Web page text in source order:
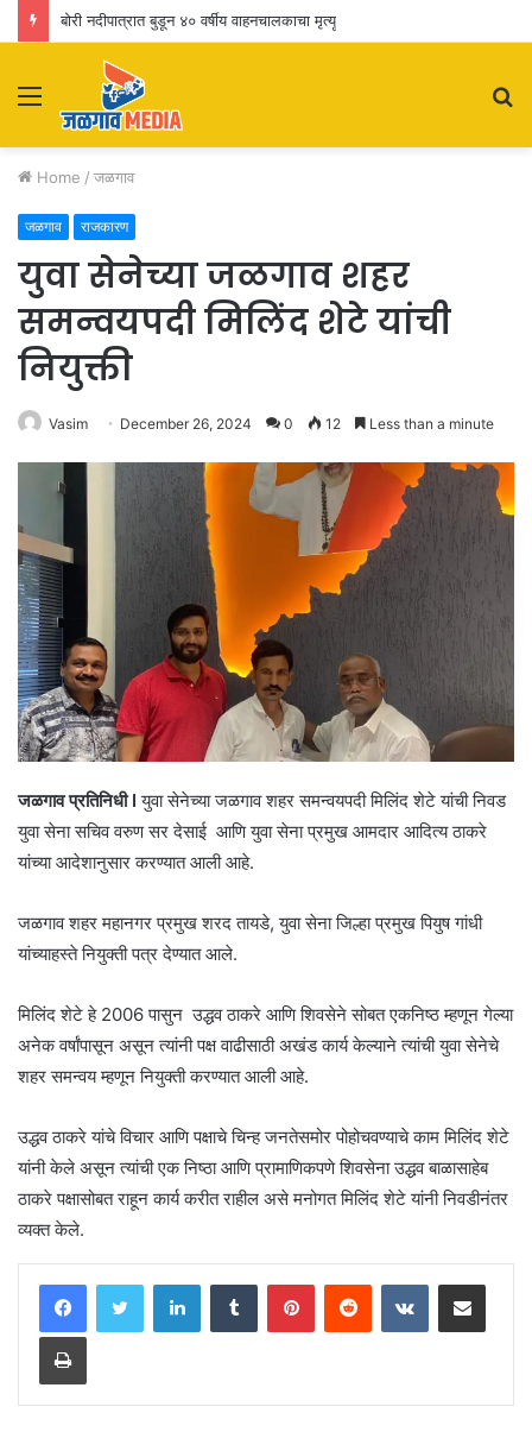
बोरी नदीपात्रात बुडून ४० वर्षीय वाहनचालकाचा मृत्यू
Menu
Home / जळगाव
जळगाव राजकारण
युवा सेनेच्या जळगाव शहर
समन्वयपदी मिलिंद शेटे यांची
नियुक्ती
Vasim December 26, 2024 0 12 Less than a minute
जळगाव प्रतिनिधी I युवा सेनेच्या जळगाव शहर समन्वयपदी मिलिंद शेटे यांची निवड
युवा सेना सचिव वरुण सर देसाई आणि युवा सेना प्रमुख आमदार आदित्य ठाकरे
यांच्या आदेशानुसार करण्यात आली आहे.
जळगाव शहर महानगर प्रमुख शरद तायडे, युवा सेना जिल्हा प्रमुख पियुष गांधी
यांच्याहस्ते नियुक्ती पत्र देण्यात आले.
मिलिंद शेटे हे 2006 पासुन उद्धव ठाकरे आणि शिवसेने सोबत एकनिष्ठ म्हणून गेल्या
अनेक वर्षांपासून असून त्यांनी पक्ष वाढीसाठी अखंड कार्य केल्याने त्यांची युवा सेनेचे
शहर समन्वय म्हणून नियुक्ती करण्यात आली आहे.
उद्धव ठाकरे यांचे विचार आणि पक्षाचे चिन्ह जनतेसमोर पोहोचवण्याचे काम मिलिंद शेटे
यांनी केले असून त्यांची एक निष्ठा आणि प्रामाणिकपणे शिवसेना उद्धव बाळासाहेब
ठाकरे पक्षासोबत राहून कार्य करीत राहील असे मनोगत मिलिंद शेटे यांनी निवडीनंतर
व्यक्त केले.
LinkedInTumblr PinterestReddit VKontakteShare via Email
Print